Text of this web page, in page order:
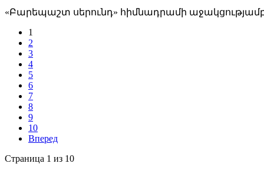
«Բարեպաշտ սերունդ» հիմնադրամի
1
2
3
4
5
6
7
8
9
10
Вперед
Страница 1 из 10